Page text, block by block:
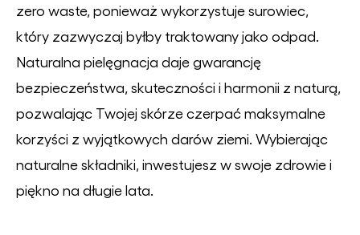
zero waste, ponieważ wykorzystuje surowiec,
który zazwyczaj byłby traktowany jako odpad.
Naturalna pielęgnacja daje gwarancję
bezpieczeństwa, skuteczności i harmonii z naturą,
pozwalając Twojej skórze czerpać maksymalne
korzyści z wyjątkowych darów ziemi. Wybierając
naturalne składniki, inwestujesz w swoje zdrowie i
piękno na długie lata.